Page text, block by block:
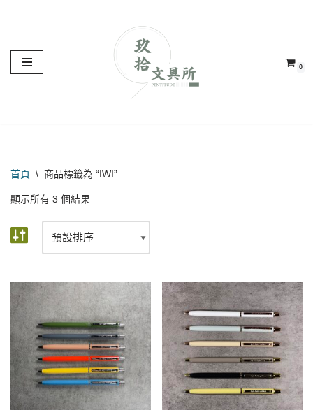
to
content
0
首頁 \ 商品標籤為 “IWI”
顯示所有 3 個結果